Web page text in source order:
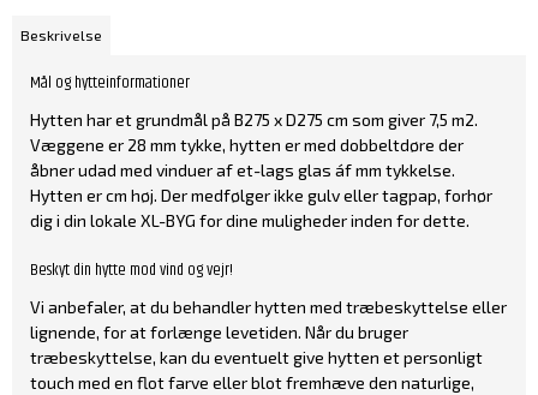
Beskrivelse
Mål og hytteinformationer
Hytten har et grundmål på B275 x D275 cm som giver 7,5 m2.
Væggene er 28 mm tykke, hytten er med dobbeltdøre der
åbner udad med vinduer af et-lags glas áf mm tykkelse.
Hytten er cm høj. Der medfølger ikke gulv eller tagpap, forhør
dig i din lokale XL-BYG for dine muligheder inden for dette.
Beskyt din hytte mod vind og vejr!
Vi anbefaler, at du behandler hytten med træbeskyttelse eller
lignende, for at forlænge levetiden. Når du bruger
træbeskyttelse, kan du eventuelt give hytten et personligt
touch med en flot farve eller blot fremhæve den naturlige,